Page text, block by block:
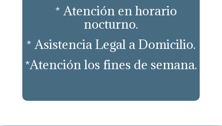
* Atención en horario
nocturno.
* Asistencia Legal a Domicilio.
*Atención los fines de semana.